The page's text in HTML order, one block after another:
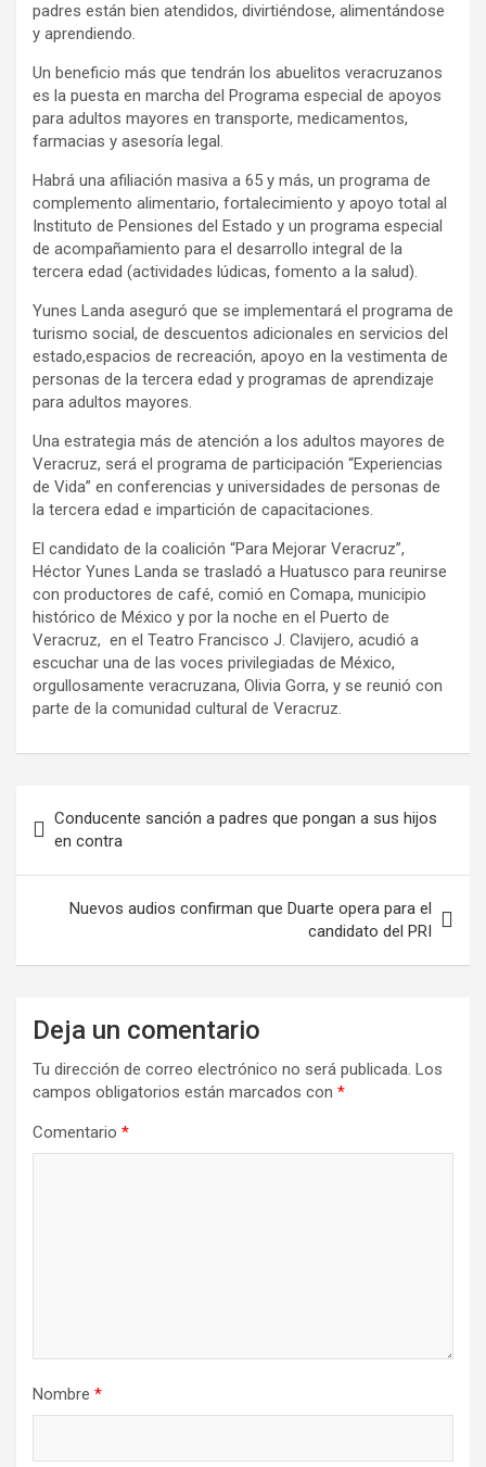
padres están bien atendidos, divirtiéndose, alimentándose
y aprendiendo.
Un beneficio más que tendrán los abuelitos veracruzanos
es la puesta en marcha del Programa especial de apoyos
para adultos mayores en transporte, medicamentos,
farmacias y asesoría legal.
Habrá una afiliación masiva a 65 y más, un programa de
complemento alimentario, fortalecimiento y apoyo total al
Instituto de Pensiones del Estado y un programa especial
de acompañamiento para el desarrollo integral de la
tercera edad (actividades lúdicas, fomento a la salud).
Yunes Landa aseguró que se implementará el programa de
turismo social, de descuentos adicionales en servicios del
estado,espacios de recreación, apoyo en la vestimenta de
personas de la tercera edad y programas de aprendizaje
para adultos mayores.
Una estrategia más de atención a los adultos mayores de
Veracruz, será el programa de participación “Experiencias
de Vida” en conferencias y universidades de personas de
la tercera edad e impartición de capacitaciones.
El candidato de la coalición “Para Mejorar Veracruz”,
Héctor Yunes Landa se trasladó a Huatusco para reunirse
con productores de café, comió en Comapa, municipio
histórico de México y por la noche en el Puerto de
Veracruz, en el Teatro Francisco J. Clavijero, acudió a
escuchar una de las voces privilegiadas de México,
orgullosamente veracruzana, Olivia Gorra, y se reunió con
parte de la comunidad cultural de Veracruz.
Conducente sanción a padres que pongan a sus hijos
en contra
Nuevos audios confirman que Duarte opera para el
candidato del PRI
Deja un comentario
Tu dirección de correo electrónico no será publicada. Los
campos obligatorios están marcados con *
Comentario *
Nombre *